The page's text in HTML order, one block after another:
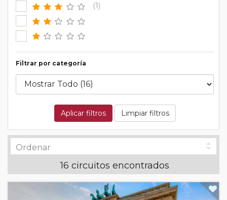
(1)
Filtrar por categoría
Aplicar filtros Limpiar filtros
16 circuitos encontrados